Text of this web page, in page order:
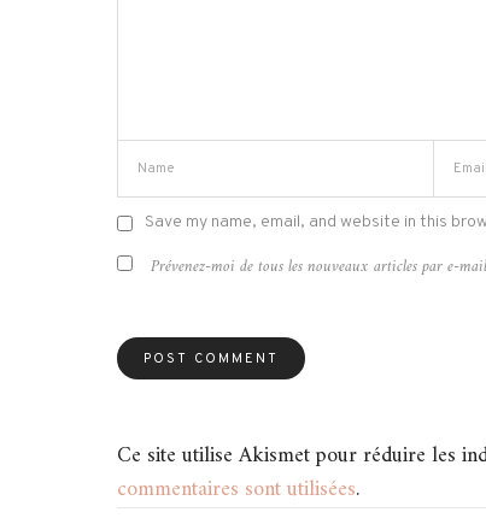
Save my name, email, and website in this
Prévenez-moi de tous les nouveaux articles par e-
Ce site utilise Akismet pour réduire les
commentaires sont utilisées.